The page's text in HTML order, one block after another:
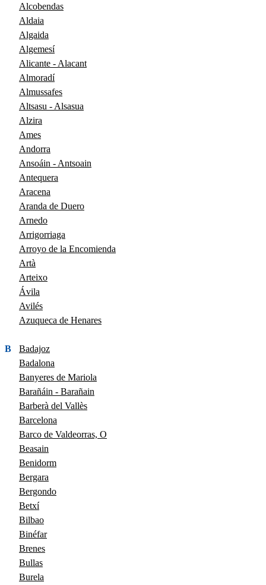
Alcobendas
Aldaia
Algaida
Algemesí
Alicante - Alacant
Almoradí
Almussafes
Altsasu - Alsasua
Alzira
Ames
Andorra
Ansoáin - Antsoain
Antequera
Aracena
Aranda de Duero
Arnedo
Arrigorriaga
Arroyo de la Encomienda
Artà
Arteixo
Ávila
Avilés
Azuqueca de Henares
B
Badajoz
Badalona
Banyeres de Mariola
Barañáin - Barañain
Barberà del Vallès
Barcelona
Barco de Valdeorras, O
Beasain
Benidorm
Bergara
Bergondo
Betxí
Bilbao
Binéfar
Brenes
Bullas
Burela